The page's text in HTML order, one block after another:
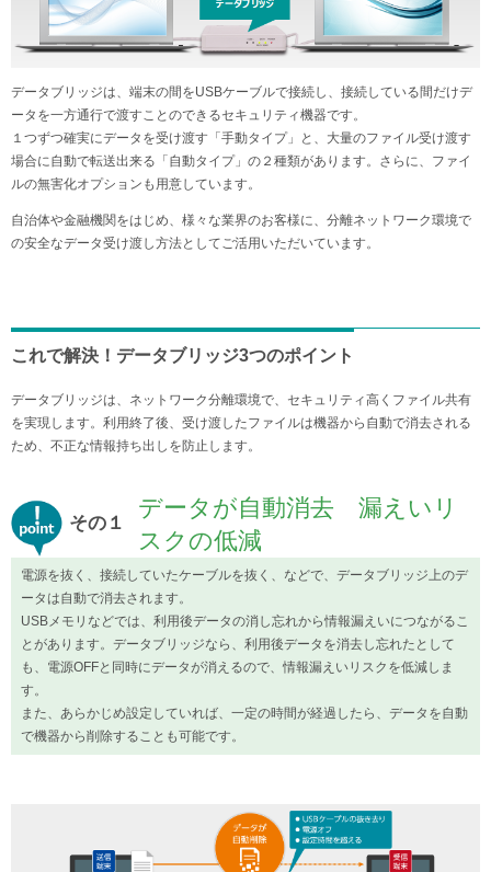
データブリッジは、端末の間をUSBケーブルで接続し、接続している間だけデ
ータを一方通行で渡すことのできるセキュリティ機器です。
１つずつ確実にデータを受け渡す「手動タイプ」と、大量のファイル受け渡す
場合に自動で転送出来る「自動タイプ」の２種類があります。さらに、ファイ
ルの無害化オプションも用意しています。
自治体や金融機関をはじめ、様々な業界のお客様に、分離ネットワーク環境で
の安全なデータ受け渡し方法としてご活用いただいています。
これで解決！データブリッジ3つのポイント
データブリッジは、ネットワーク分離環境で、セキュリティ高くファイル共有
を実現します。利用終了後、受け渡したファイルは機器から自動で消去される
ため、不正な情報持ち出しを防止します。
その１
データが自動消去 漏えいリ
スクの低減
電源を抜く、接続していたケーブルを抜く、などで、データブリッジ上のデ
ータは自動で消去されます。
USBメモリなどでは、利用後データの消し忘れから情報漏えいにつながるこ
とがあります。データブリッジなら、利用後データを消去し忘れたとして
も、電源OFFと同時にデータが消えるので、情報漏えいリスクを低減しま
す。
また、あらかじめ設定していれば、一定の時間が経過したら、データを自動
で機器から削除することも可能です。